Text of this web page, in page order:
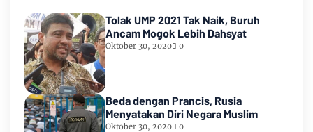
Tolak UMP 2021 Tak Naik, Buruh
Ancam Mogok Lebih Dahsyat
Oktober 30, 2020 0
Beda dengan Prancis, Rusia
Menyatakan Diri Negara Muslim
Oktober 30, 2020 0